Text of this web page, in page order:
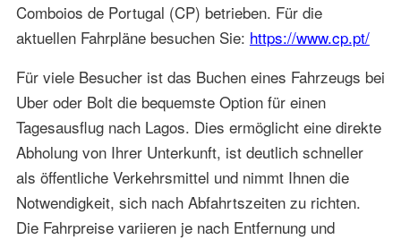
Comboios de Portugal (CP) betrieben. Für die
aktuellen Fahrpläne besuchen Sie: https://www.cp.pt/
Für viele Besucher ist das Buchen eines Fahrzeugs bei
Uber oder Bolt die bequemste Option für einen
Tagesausflug nach Lagos. Dies ermöglicht eine direkte
Abholung von Ihrer Unterkunft, ist deutlich schneller
als öffentliche Verkehrsmittel und nimmt Ihnen die
Notwendigkeit, sich nach Abfahrtszeiten zu richten.
Die Fahrpreise variieren je nach Entfernung und